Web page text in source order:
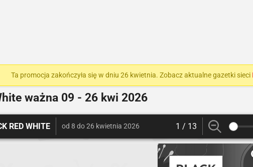
Ta promocja zakończyła się w dniu 26 kwietnia. Zobacz aktualne gazetki sieci
ważna 09 - 26 kwi 2026
RED WHITE od 8 do 26 kwietnia 2026 1 / 13